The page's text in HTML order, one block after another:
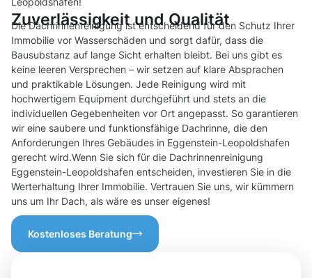
Zuverlässigkeit und Qualität
Die Dachrinnenreinigung ist entscheidend für den Schutz Ihrer
Immobilie vor Wasserschäden und sorgt dafür, dass die
Bausubstanz auf lange Sicht erhalten bleibt. Bei uns gibt es
keine leeren Versprechen – wir setzen auf klare Absprachen
und praktikable Lösungen. Jede Reinigung wird mit
hochwertigem Equipment durchgeführt und stets an die
individuellen Gegebenheiten vor Ort angepasst. So garantieren
wir eine saubere und funktionsfähige Dachrinne, die den
Anforderungen Ihres Gebäudes in Eggenstein-Leopoldshafen
gerecht wird.Wenn Sie sich für die Dachrinnenreinigung
Eggenstein-Leopoldshafen entscheiden, investieren Sie in die
Werterhaltung Ihrer Immobilie. Vertrauen Sie uns, wir kümmern
uns um Ihr Dach, als wäre es unser eigenes!
Kostenloses Beratung